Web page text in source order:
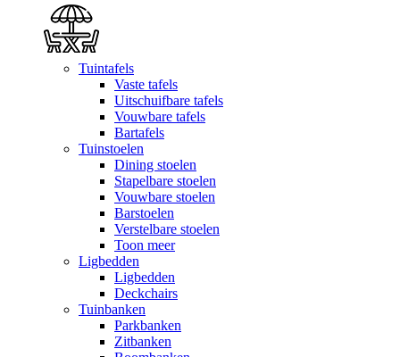
Tuintafels
Vaste tafels
Uitschuifbare tafels
Vouwbare tafels
Bartafels
Tuinstoelen
Dining stoelen
Stapelbare stoelen
Vouwbare stoelen
Barstoelen
Verstelbare stoelen
Toon meer
Ligbedden
Ligbedden
Deckchairs
Tuinbanken
Parkbanken
Zitbanken